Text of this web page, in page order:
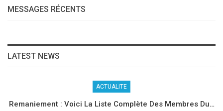
MESSAGES RÉCENTS
LATEST NEWS
ACTUALITE
Remaniement : Voici La Liste Complète Des Membres Du…